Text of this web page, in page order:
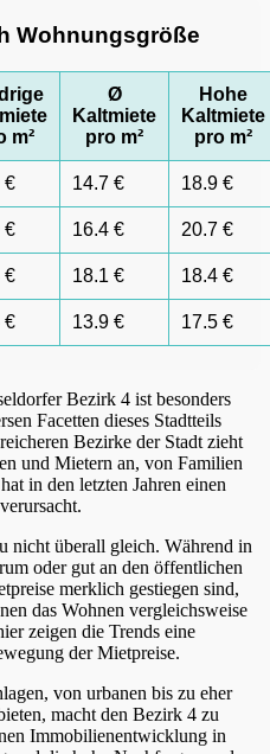
Wohnungsgröße
m²
Ø
Kaltmiete
pro m²
Hohe
Kaltmiete
pro m²
€ 14.7 € 18.9 €
€ 16.4 € 20.7 €
€ 18.1 € 18.4 €
€ 13.9 € 17.5 €
Bezirk 4 ist besonders
Facetten dieses Stadtteils
Bezirke der Stadt zieht
und Mietern an, von Familien
in den letzten Jahren einen
nicht überall gleich. Während in
oder gut an den öffentlichen
merklich gestiegen sind,
das Wohnen vergleichsweise
zeigen die Trends eine
der Mietpreise.
von urbanen bis zu eher
macht den Bezirk 4 zu
Immobilienentwicklung in